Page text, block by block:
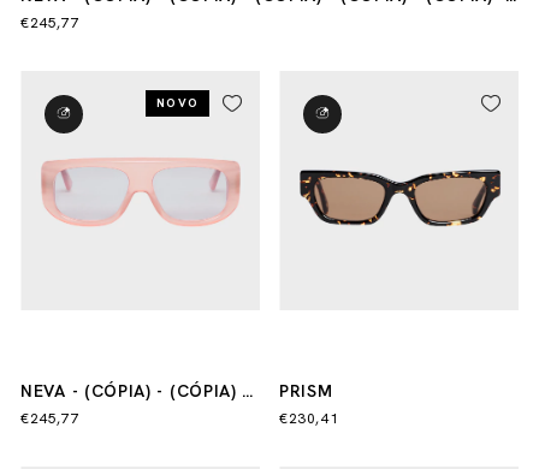
(CÓPIA)
€245,77
NOVO
NEVA - (CÓPIA) - (CÓPIA) -
(CÓPIA)
€245,77
PRISM
€230,41